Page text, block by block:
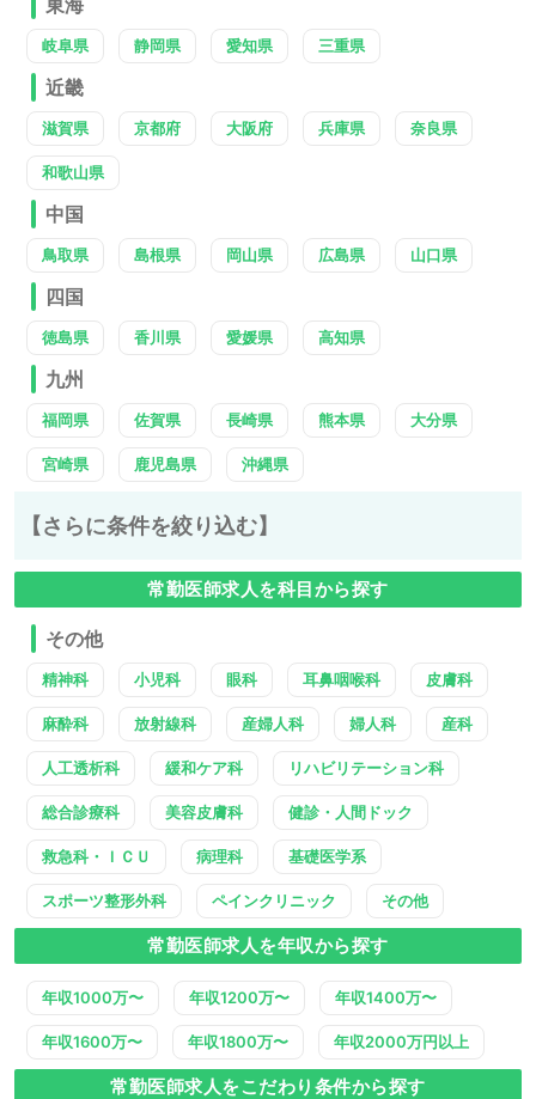
東海
岐阜県 静岡県 愛知県 三重県
近畿
滋賀県 京都府 大阪府 兵庫県 奈良県
和歌山県
中国
鳥取県 島根県 岡山県 広島県 山口県
四国
徳島県 香川県 愛媛県 高知県
九州
福岡県 佐賀県 長崎県 熊本県 大分県
宮崎県 鹿児島県 沖縄県
【さらに条件を絞り込む】
常勤医師求人を科目から探す
その他
精神科 小児科 眼科 耳鼻咽喉科 皮膚科
麻酔科 放射線科 産婦人科 婦人科 産科
人工透析科 緩和ケア科 リハビリテーション科
総合診療科 美容皮膚科 健診・人間ドック
救急科・ＩＣＵ 病理科 基礎医学系
スポーツ整形外科 ペインクリニック その他
常勤医師求人を年収から探す
年収1000万〜 年収1200万〜 年収1400万〜
年収1600万〜 年収1800万〜 年収2000万円以上
常勤医師求人をこだわり条件から探す